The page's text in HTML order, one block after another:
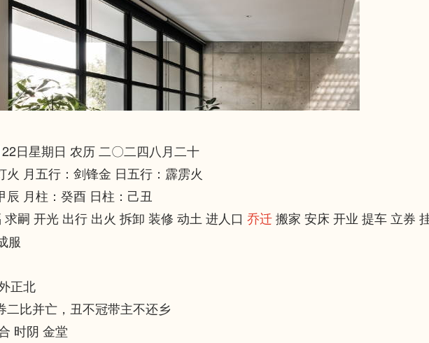
22日星期日 农历 二〇二四八月二十
火 月五行：剑锋金 日五行：霹雳火
辰 月柱：癸酉 日柱：己丑
求嗣 开光 出行 出火 拆卸 装修 动土 进人口 乔迁搬家 安床 开业 提车 立券
服
正北
二比并亡，丑不冠带主不还乡
时阴 金堂